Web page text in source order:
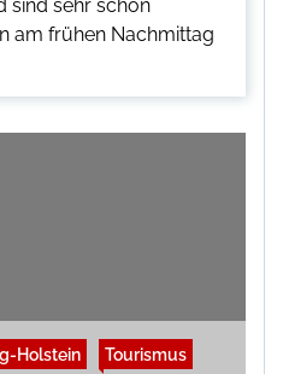
sind sehr schön
am frühen Nachmittag
Holstein Tourismus